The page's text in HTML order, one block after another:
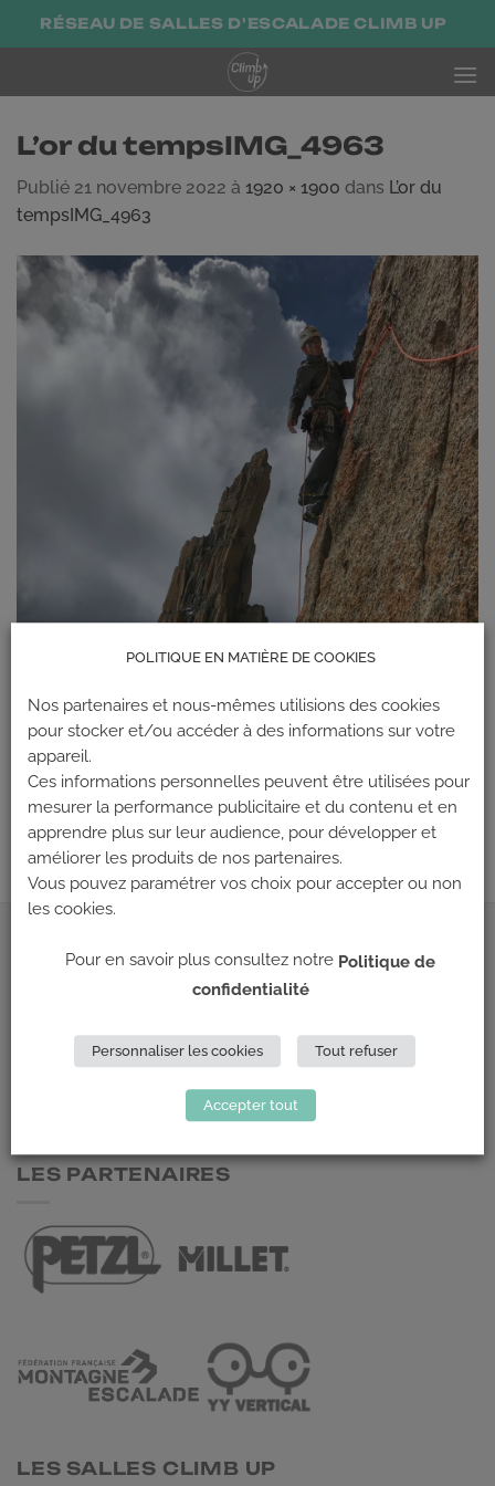
PasserRÉSEAU DE SALLES D'ESCALADE CLIMB UP
L’or du tempsIMG_4963
Publié 21 novembre 2022 à 1920 × 1900 dans L’or du
tempsIMG_4963
Les commentaires et les rétroliens sont actuellement fermés.
←Précédent
→
ADRESSE
148 Avenue Jean Jaurès
69 007 LYON
LES PARTENAIRES
LES SALLES CLIMB UP
POLITIQUE EN MATIÈRE DE COOKIES
Nos partenaires et nous-mêmes utilisions des cookies
pour stocker et/ou accéder à des informations sur votre
appareil.
Ces informations personnelles peuvent être utilisées pour
mesurer la performance publicitaire et du contenu et en
apprendre plus sur leur audience, pour développer et
améliorer les produits de nos partenaires.
Vous pouvez paramétrer vos choix pour accepter ou non
les cookies.
Pour en savoir plus consultez notre Politique de
confidentialité
Personnaliser les cookies Tout refuser
Accepter tout